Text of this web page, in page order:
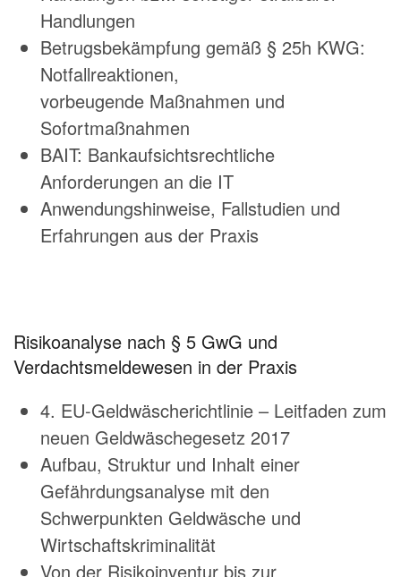
Handlungen
Betrugsbekämpfung gemäß § 25h KWG:
Notfallreaktionen,
vorbeugende Maßnahmen und
Sofortmaßnahmen
BAIT: Bankaufsichtsrechtliche
Anforderungen an die IT
Anwendungshinweise, Fallstudien und
Erfahrungen aus der Praxis
Risikoanalyse nach § 5 GwG und
Verdachtsmeldewesen in der Praxis
4. EU-Geldwäscherichtlinie – Leitfaden zum
neuen Geldwäschegesetz 2017
Aufbau, Struktur und Inhalt einer
Gefährdungsanalyse mit den
Schwerpunkten Geldwäsche und
Wirtschaftskriminalität
Von der Risikoinventur bis zur